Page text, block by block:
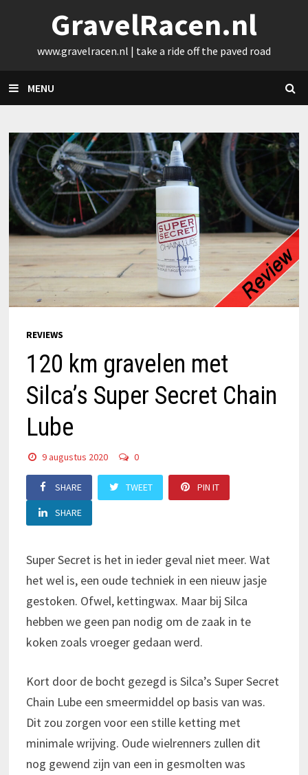
content
GravelRacen.nl
www.gravelracen.nl | take a ride off the paved road
MENU
REVIEWS
120 km gravelen met
Silca’s Super Secret Chain
Lube
9 augustus 2020 0
SHARE TWEET PIN IT
SHARE
Super Secret is het in ieder geval niet meer. Wat
het wel is, een oude techniek in een nieuw jasje
gestoken. Ofwel, kettingwax. Maar bij Silca
hebben we geen pan nodig om de zaak in te
koken zoals vroeger gedaan werd.
Kort door de bocht gezegd is Silca’s Super Secret
Chain Lube een smeermiddel op basis van was.
Dit zou zorgen voor een stille ketting met
minimale wrijving. Oude wielrenners zullen dit
nog gewend zijn van een in gesmolten was